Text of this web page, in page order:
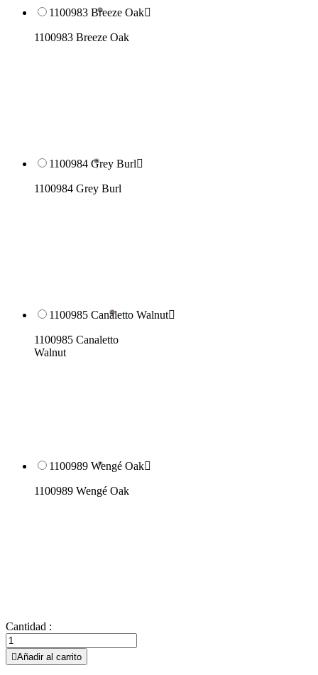
1100983 Breeze Oak
1100983 Breeze Oak
1100984 Grey Burl
1100984 Grey Burl
1100985 Canaletto Walnut
1100985 Canaletto
Walnut
1100989 Wengé Oak
1100989 Wengé Oak
Cantidad :
Añadir al carrito